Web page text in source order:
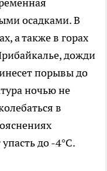
осадками. В
а также в горах
дожди
порывы до
ночью не
в
до -4°C.